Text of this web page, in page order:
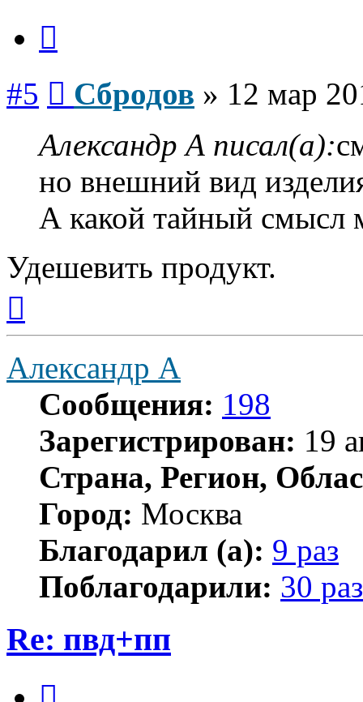
#5 Сбродов » 12 мар
Александр А писал(а):
но внешний вид
А какой тайный
Удешевить продукт.
началу
Александр А
Сообщения: 198
Зарегистрирован: 19
Страна, Регион,
Город: Москва
Благодарил (а): 9 раз
Поблагодарили: 30 раз
Re: пвд+пп